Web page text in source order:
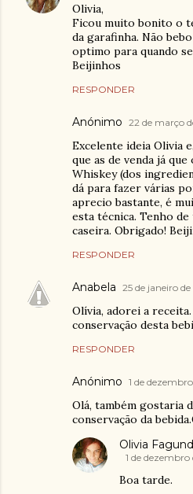
Olivia,
Ficou muito bonito o
da garafinha. Não
optimo para quando
Beijinhos
RESPONDER
Anónimo 22 de março
Excelente ideia Olivia
que as de venda já
Whiskey (dos
dá para fazer várias
aprecio bastante, é
esta técnica. Tenho
caseira. Obrigado!
RESPONDER
Anabela 25 de janeiro de
Olívia, adorei a
conservação desta
RESPONDER
Anónimo 1 de
Olá, também gostaria
conservação da
Olivia
1 de dezembro
Boa tarde.